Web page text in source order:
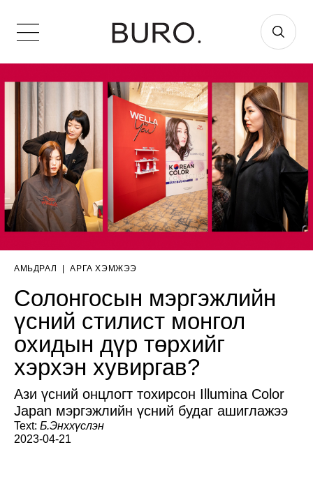
АМЬДРАЛ АРГА ХЭМЖЭЭ
Солонгосын мэргэжлийн
үсний стилист монгол
охидын дүр төрхийг
хэрхэн хувиргав?
Ази үсний онцлогт тохирсон Illumina Color
Japan мэргэжлийн үсний будаг ашиглажээ
Text: Б.Энххүслэн
2023-04-21